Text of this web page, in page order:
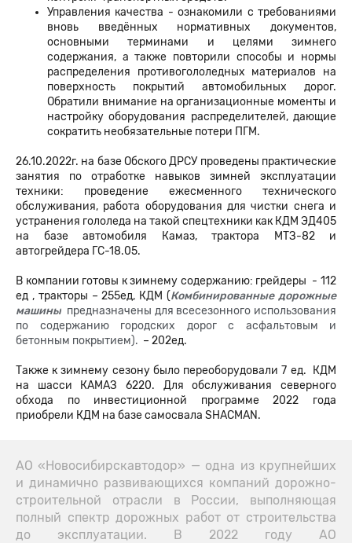
Управления качества - ознакомили с требованиями
вновь введённых нормативных документов,
основными терминами и целями зимнего
содержания, а также повторили способы и нормы
распределения противогололедных материалов на
поверхность покрытий автомобильных дорог.
Обратили внимание на организационные моменты и
настройку оборудования распределителей, дающие
сократить необязательные потери ПГМ.
26.10.2022г. на базе Обского ДРСУ проведены практические
занятия по отработке навыков зимней эксплуатации
техники: проведение ежесменного технического
обслуживания, работа оборудования для чистки снега и
устранения гололеда на такой спецтехники как КДМ ЭД405
на базе автомобиля Камаз, трактора МТЗ-82 и
автогрейдера ГС-18.05.
В компании готовы к зимнему содержанию: грейдеры - 112
ед , тракторы – 255ед, КДМ (Комбинированные дорожные
машины предназначены для всесезонного использования
по содержанию городских дорог с асфальтовым и
бетонным покрытием). – 202ед.
Также к зимнему сезону было переоборудовали 7 ед. КДМ
на шасси КАМАЗ 6220. Для обслуживания северного
обхода по инвестиционной программе 2022 года
приобрели КДМ на базе самосвала SHACMAN.
АО «Новосибирскавтодор» — одна из крупнейших
и динамично развивающихся компаний дорожно-
строительной отрасли в России, выполняющая
полный спектр дорожных работ от строительства
до эксплуатации. В 2022 году АО